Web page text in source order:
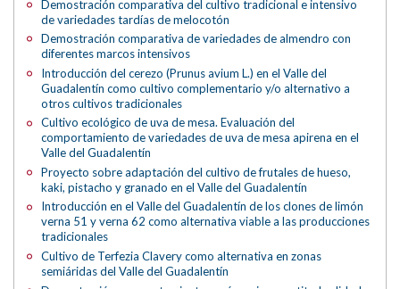
Demostración comparativa del cultivo tradicional e intensivo
de variedades tardías de melocotón
Demostración comparativa de variedades de almendro con
diferentes marcos intensivos
Introducción del cerezo (Prunus avium L.) en el Valle del
Guadalentín como cultivo complementario y/o alternativo a
otros cultivos tradicionales
Cultivo ecológico de uva de mesa. Evaluación del
comportamiento de variedades de uva de mesa apirena en el
Valle del Guadalentín
Proyecto sobre adaptación del cultivo de frutales de hueso,
kaki, pistacho y granado en el Valle del Guadalentín
Introducción en el Valle del Guadalentín de los clones de limón
verna 51 y verna 62 como alternativa viable a las producciones
tradicionales
Cultivo de Terfezia Clavery como alternativa en zonas
semiáridas del Valle del Guadalentín